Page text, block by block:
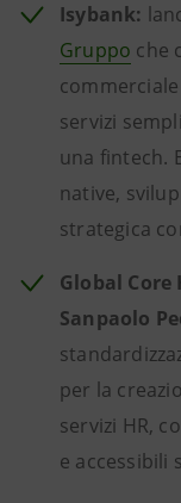
Isybank:
Gruppo che
servizi
una fintech.
native,
strategica
Global Core
Sanpaolo
per la
servizi HR,
e accessibili